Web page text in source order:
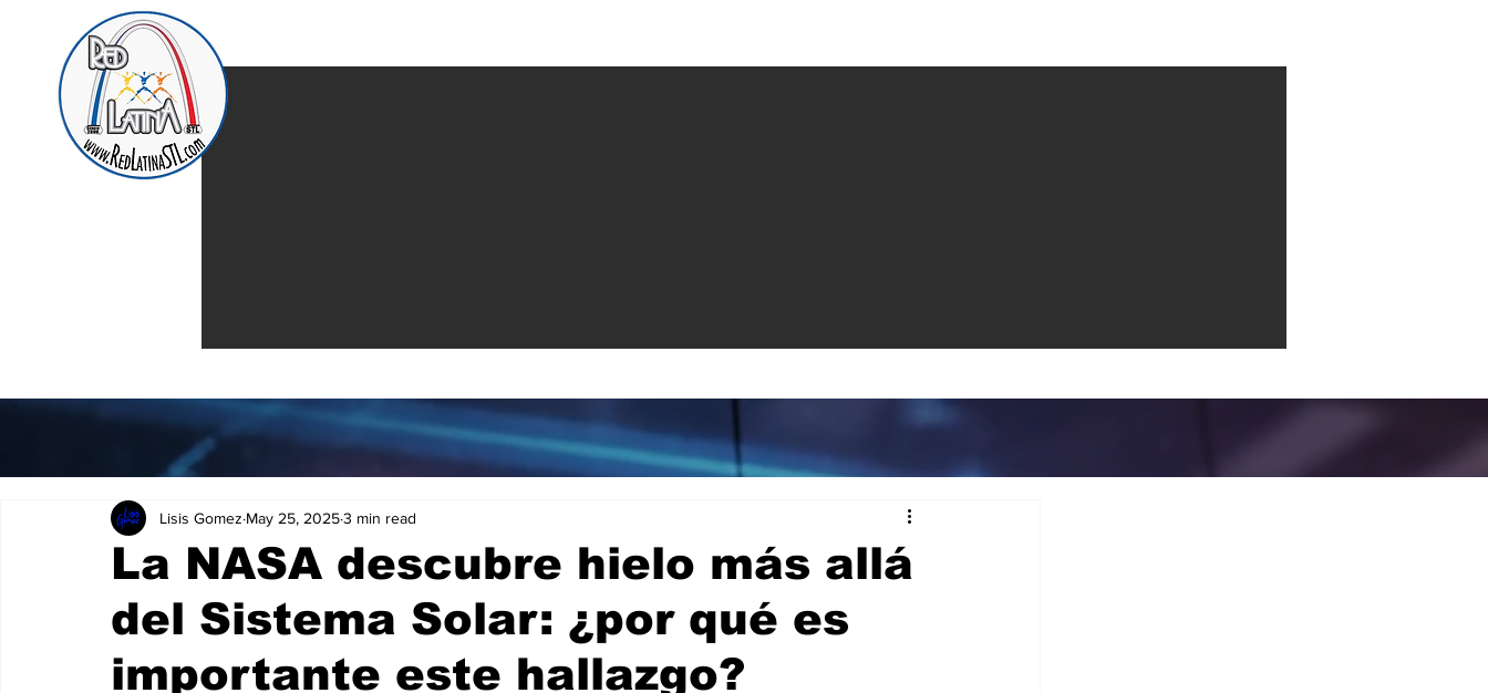
La NASA descubre hielo más allá
del Sistema Solar: ¿por qué es
importante este hallazgo?
Lisis Gomez May 25, 20253 min read